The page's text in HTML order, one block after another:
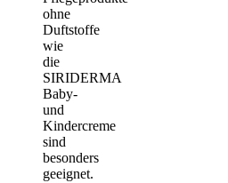
ohne
Duftstoffe
wie
die
SIRIDERMA
Baby-
und
Kindercreme
sind
besonders
geeignet.